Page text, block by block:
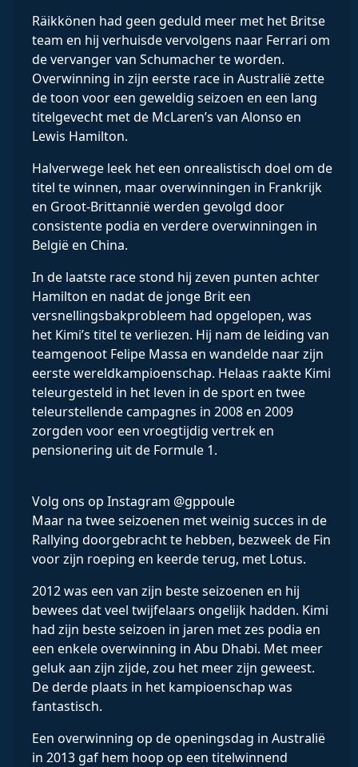
Räikkönen had geen geduld meer met het Britse
team en hij verhuisde vervolgens naar Ferrari om
de vervanger van Schumacher te worden.
Overwinning in zijn eerste race in Australië zette
de toon voor een geweldig seizoen en een lang
titelgevecht met de McLaren’s van Alonso en
Lewis Hamilton.
Halverwege leek het een onrealistisch doel om de
titel te winnen, maar overwinningen in Frankrijk
en Groot-Brittannië werden gevolgd door
consistente podia en verdere overwinningen in
België en China.
In de laatste race stond hij zeven punten achter
Hamilton en nadat de jonge Brit een
versnellingsbakprobleem had opgelopen, was
het Kimi’s titel te verliezen. Hij nam de leiding van
teamgenoot Felipe Massa en wandelde naar zijn
eerste wereldkampioenschap. Helaas raakte Kimi
teleurgesteld in het leven in de sport en twee
teleurstellende campagnes in 2008 en 2009
zorgden voor een vroegtijdig vertrek en
pensionering uit de Formule 1.
Volg ons op Instagram @gppoule
Maar na twee seizoenen met weinig succes in de
Rallying doorgebracht te hebben, bezweek de Fin
voor zijn roeping en keerde terug, met Lotus.
2012 was een van zijn beste seizoenen en hij
bewees dat veel twijfelaars ongelijk hadden. Kimi
had zijn beste seizoen in jaren met zes podia en
een enkele overwinning in Abu Dhabi. Met meer
geluk aan zijn zijde, zou het meer zijn geweest.
De derde plaats in het kampioenschap was
fantastisch.
Een overwinning op de openingsdag in Australië
in 2013 gaf hem hoop op een titelwinnend